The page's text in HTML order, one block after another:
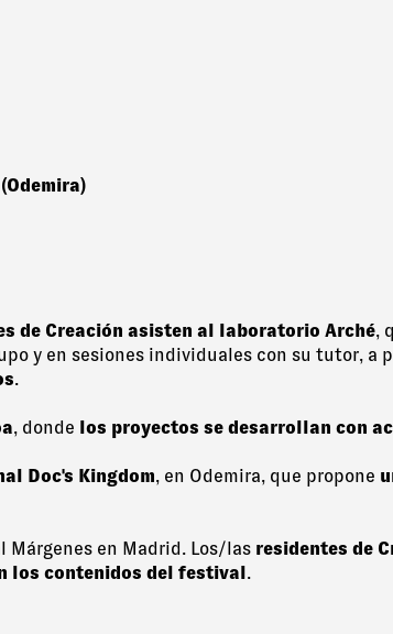
de Creación asisten al laboratorio Arché,
y en sesiones individuales con su tutor, a
.
, donde los proyectos se desarrollan con
Doc's Kingdom, en Odemira, que propone
Márgenes en Madrid. Los/las residentes de
los contenidos del festival.